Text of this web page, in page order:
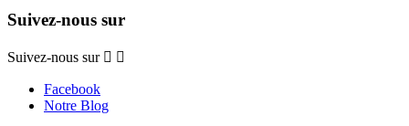
Suivez-nous sur
Suivez-nous sur  
Facebook
Notre Blog